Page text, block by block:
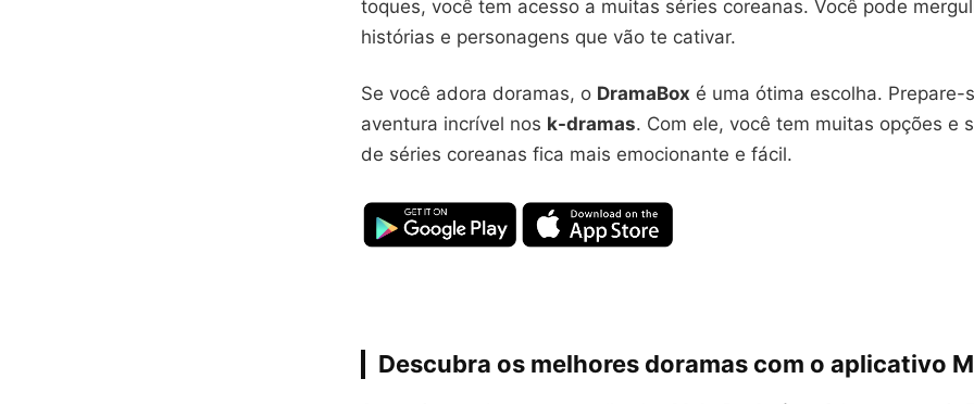
toques, você tem acesso a muitas séries coreanas. Você pode
histórias e personagens que vão te cativar.
Se você adora doramas, o DramaBox é uma ótima escolha. Prepare-
aventura incrível nos k-dramas. Com ele, você tem muitas opções e
de séries coreanas fica mais emocionante e fácil.
Descubra os melhores doramas com o aplicativo